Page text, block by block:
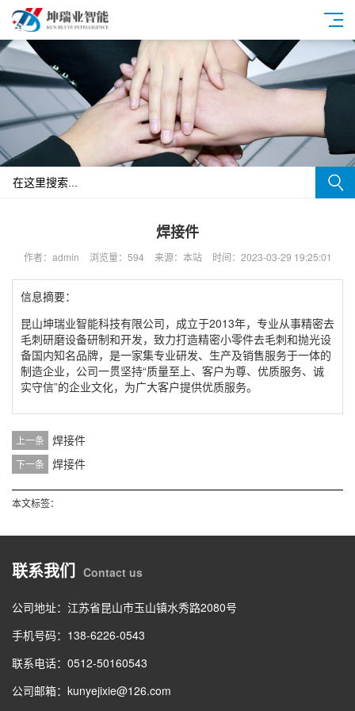
焊接件
作者：admin 浏览量：594 来源：本站 时间：2023-03-29 19:25:01
信息摘要：
昆山坤瑞业智能科技有限公司，成立于2013年，专业从事精密去
毛刺研磨设备研制和开发，致力打造精密小零件去毛刺和抛光设
备国内知名品牌，是一家集专业研发、生产及销售服务于一体的
制造企业，公司一贯坚持“质量至上、客户为尊、优质服务、诚
实守信”的企业文化，为广大客户提供优质服务。
上一条 焊接件
下一条 焊接件
本文标签：
联系我们 Contact us
公司地址：江苏省昆山市玉山镇水秀路2080号
手机号码：138-6226-0543
联系电话：0512-50160543
公司邮箱：kunyejixie@126.com